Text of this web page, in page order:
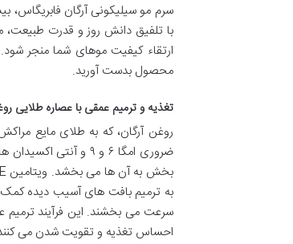
سرم مو سیلیکونی آرگان
با تلفیق دانش روز و قدرت طبیعت،
ارتقاء کیفیت موهای شما منجر
محصول بدست آورید.
تغذیه و ترمیم عمقی با عصاره طلایی
ضروری امگا ۶ و ۹ و
به ترمیم بافت های آسیب دیده کمک
سرعت می بخشند. این فرآیند ترمیم
احساس تغذیه و تقویت شدن می